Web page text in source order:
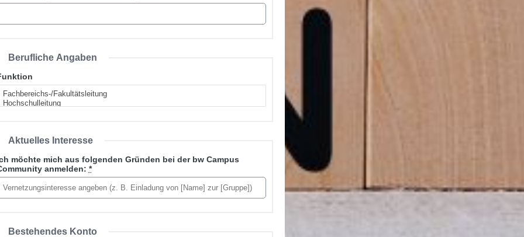
Berufliche Angaben
Aktuelles Interesse
möchte mich aus folgenden Gründen bei der bw Campus
anmelden: *
Bestehendes Konto